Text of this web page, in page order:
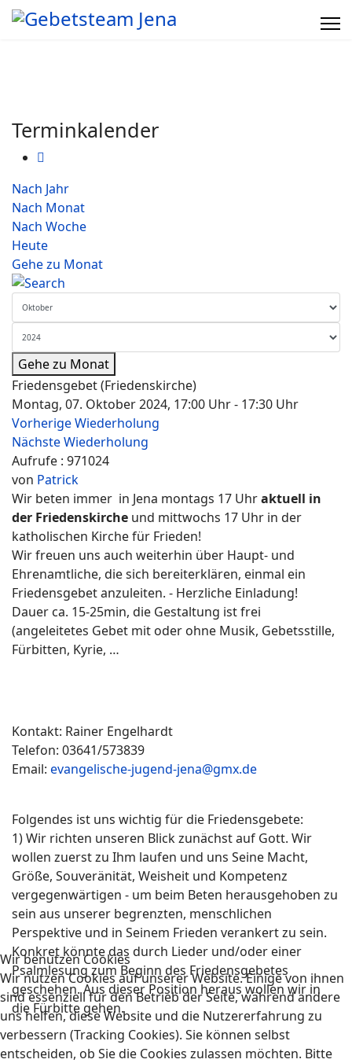
Terminkalender
Nach Jahr
Nach Monat
Nach Woche
Heute
Gehe zu Monat
Gehe zu Monat
Friedensgebet (Friedenskirche)
Montag, 07. Oktober 2024, 17:00 Uhr - 17:30 Uhr
Vorherige Wiederholung
Nächste Wiederholung
Aufrufe : 971024
von Patrick
Wir beten immer in Jena montags 17 Uhraktuell in
der Friedenskirche und mittwochs 17 Uhr in der
katholischen Kirche für Frieden!
Wir freuen uns auch weiterhin über Haupt- und
Ehrenamtliche, die sich bereiterklären, einmal ein
Friedensgebet anzuleiten. - Herzliche Einladung!
Dauer ca. 15-25min, die Gestaltung ist frei
(angeleitetes Gebet mit oder ohne Musik, Gebetsstille,
Fürbitten, Kyrie, …
Kontakt: Rainer Engelhardt
Telefon: 03641/573839
Email: evangelische-jugend-jena@gmx.de
Folgendes ist uns wichtig für die Friedensgebete:
1) Wir richten unseren Blick zunächst auf Gott. Wir
wollen zuerst zu Ihm laufen und uns Seine Macht,
Größe, Souveränität, Weisheit und Kompetenz
vergegenwärtigen - um beim Beten herausgehoben zu
sein aus unserer begrenzten, menschlichen
Perspektive und in Seinem Frieden verankert zu sein.
Konkret könnte das durch Lieder und/oder einer
Psalmlesung zum Beginn des Friedensgebetes
geschehen. Aus dieser Position heraus wollen wir in
die Fürbitte gehen.
Wir benutzen Cookies
Wir nutzen Cookies auf unserer Website. Einige von ihnen
sind essenziell für den Betrieb der Seite, während andere
uns helfen, diese Website und die Nutzererfahrung zu
verbessern (Tracking Cookies). Sie können selbst
entscheiden, ob Sie die Cookies zulassen möchten. Bitte